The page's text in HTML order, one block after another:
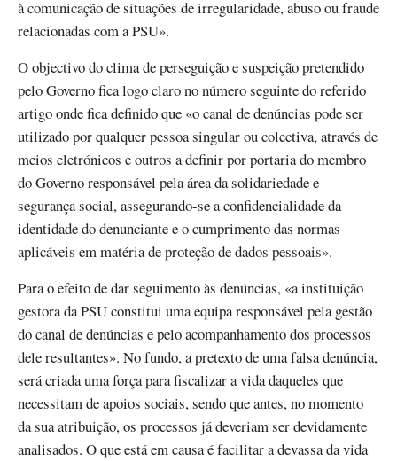
à comunicação de situações de irregularidade, abuso ou fraude
relacionadas com a PSU».
O objectivo do clima de perseguição e suspeição pretendido
pelo Governo fica logo claro no número seguinte do referido
artigo onde fica definido que «o canal de denúncias pode ser
utilizado por qualquer pessoa singular ou colectiva, através de
meios eletrónicos e outros a definir por portaria do membro
do Governo responsável pela área da solidariedade e
segurança social, assegurando-se a confidencialidade da
identidade do denunciante e o cumprimento das normas
aplicáveis em matéria de proteção de dados pessoais».
Para o efeito de dar seguimento às denúncias, «a instituição
gestora da PSU constitui uma equipa responsável pela gestão
do canal de denúncias e pelo acompanhamento dos processos
dele resultantes». No fundo, a pretexto de uma falsa denúncia,
será criada uma força para fiscalizar a vida daqueles que
necessitam de apoios sociais, sendo que antes, no momento
da sua atribuição, os processos já deveriam ser devidamente
analisados. O que está em causa é facilitar a devassa da vida